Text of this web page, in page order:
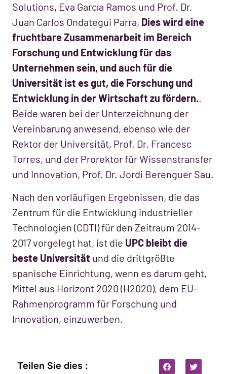
Solutions, Eva García Ramos und Prof. Dr.
Juan Carlos Ondategui Parra, Dies wird eine
fruchtbare Zusammenarbeit im Bereich
Forschung und Entwicklung für das
Unternehmen sein, und auch für die
Universität ist es gut, die Forschung und
Entwicklung in der Wirtschaft zu fördern..
Beide waren bei der Unterzeichnung der
Vereinbarung anwesend, ebenso wie der
Rektor der Universität, Prof. Dr. Francesc
Torres, und der Prorektor für Wissenstransfer
und Innovation, Prof. Dr. Jordi Berenguer Sau.
Nach den vorläufigen Ergebnissen, die das
Zentrum für die Entwicklung industrieller
Technologien (CDTI) für den Zeitraum 2014-
2017 vorgelegt hat, ist die UPC bleibt die
beste Universität und die drittgrößte
spanische Einrichtung, wenn es darum geht,
Mittel aus Horizont 2020 (H2020), dem EU-
Rahmenprogramm für Forschung und
Innovation, einzuwerben.
Teilen Sie dies :